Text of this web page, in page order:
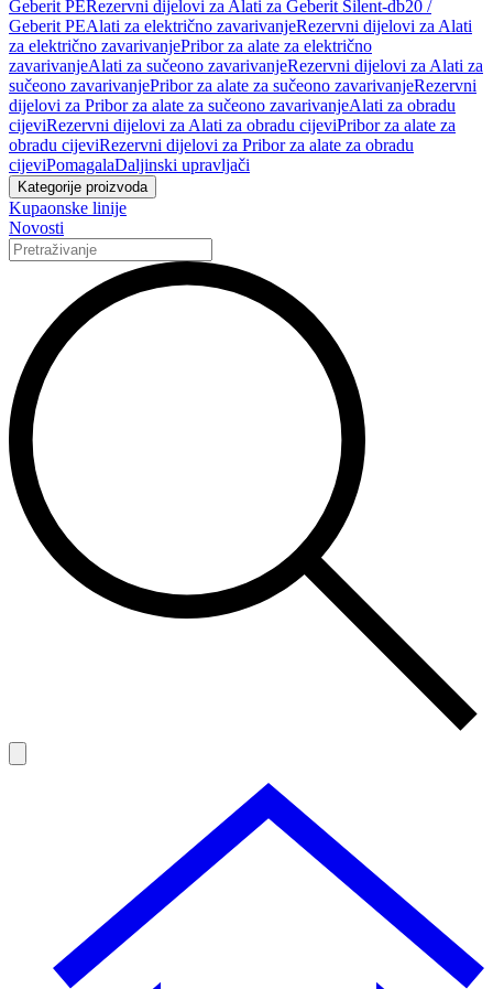
Geberit PERezervni dijelovi za Alati za Geberit Silent-db20 /
Geberit PEAlati za električno zavarivanjeRezervni dijelovi za Alati
za električno zavarivanjePribor za alate za električno
zavarivanjeAlati za sučeono zavarivanjeRezervni dijelovi za Alati za
sučeono zavarivanjePribor za alate za sučeono zavarivanjeRezervni
dijelovi za Pribor za alate za sučeono zavarivanjeAlati za obradu
cijeviRezervni dijelovi za Alati za obradu cijeviPribor za alate za
obradu cijeviRezervni dijelovi za Pribor za alate za obradu
cijeviPomagalaDaljinski upravljači
Kategorije proizvoda
Kupaonske linije
Novosti